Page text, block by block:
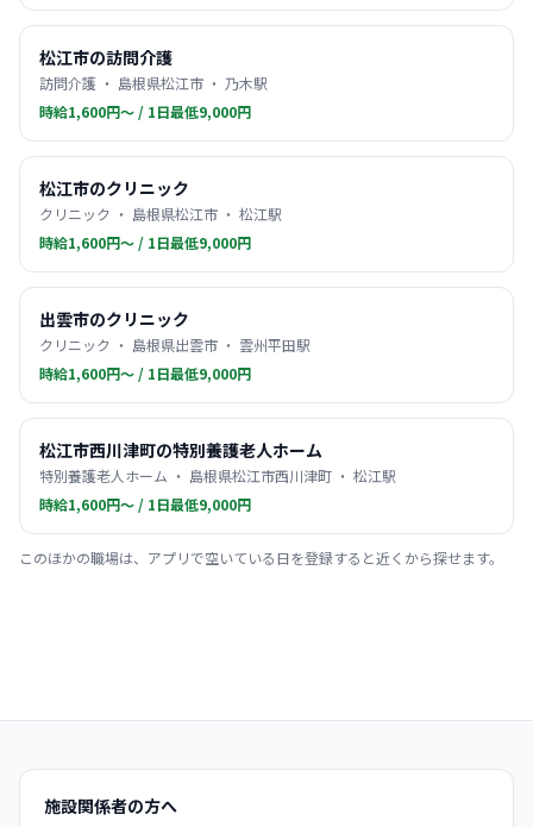
松江市の訪問介護
訪問介護 ・ 島根県松江市 ・ 乃木駅
時給1,600円〜 / 1日最低9,000円
松江市のクリニック
クリニック ・ 島根県松江市 ・ 松江駅
時給1,600円〜 / 1日最低9,000円
出雲市のクリニック
クリニック ・ 島根県出雲市 ・ 雲州平田駅
時給1,600円〜 / 1日最低9,000円
松江市西川津町の特別養護老人ホーム
特別養護老人ホーム ・ 島根県松江市西川津町 ・ 松江駅
時給1,600円〜 / 1日最低9,000円
このほかの職場は、アプリで空いている日を登録すると近くから探せます。
施設関係者の方へ